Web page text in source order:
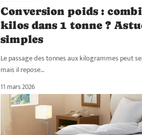
Conversion poids :
kilos dans 1 tonne ?
simples
Le passage des tonnes aux kilogrammes peut
mais il repose…
11 mars 2026